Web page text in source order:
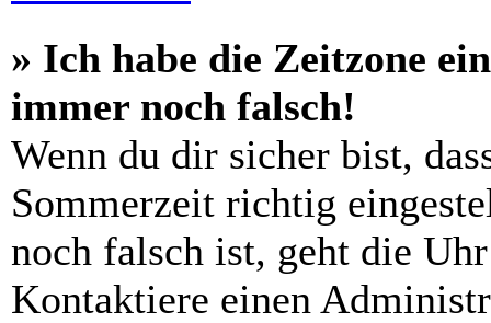
» Ich habe die Zeitzone
immer noch falsch!
Wenn du dir sicher bist,
Sommerzeit richtig
noch falsch ist, geht die
Kontaktiere einen